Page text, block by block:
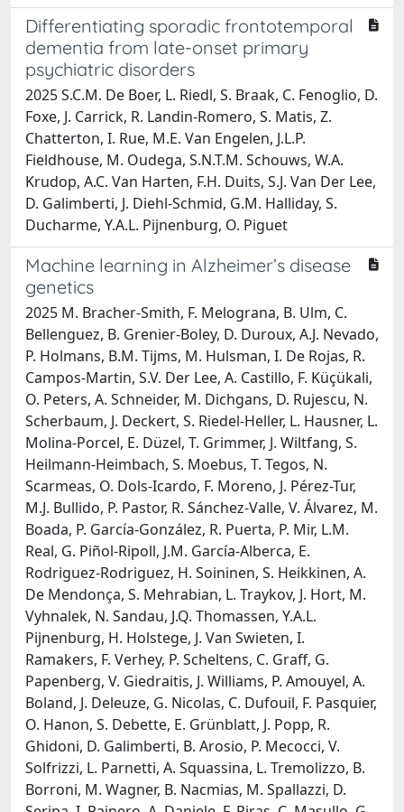
Differentiating sporadic frontotemporal
dementia from late-onset primary
psychiatric disorders
2025 S.C.M. De Boer, L. Riedl, S. Braak, C. Fenoglio, D.
Foxe, J. Carrick, R. Landin-Romero, S. Matis, Z.
Chatterton, I. Rue, M.E. Van Engelen, J.L.P.
Fieldhouse, M. Oudega, S.N.T.M. Schouws, W.A.
Krudop, A.C. Van Harten, F.H. Duits, S.J. Van Der Lee,
D. Galimberti, J. Diehl-Schmid, G.M. Halliday, S.
Ducharme, Y.A.L. Pijnenburg, O. Piguet
Machine learning in Alzheimer’s disease
genetics
2025 M. Bracher-Smith, F. Melograna, B. Ulm, C.
Bellenguez, B. Grenier-Boley, D. Duroux, A.J. Nevado,
P. Holmans, B.M. Tijms, M. Hulsman, I. De Rojas, R.
Campos-Martin, S.V. Der Lee, A. Castillo, F. Küçükali,
O. Peters, A. Schneider, M. Dichgans, D. Rujescu, N.
Scherbaum, J. Deckert, S. Riedel-Heller, L. Hausner, L.
Molina-Porcel, E. Düzel, T. Grimmer, J. Wiltfang, S.
Heilmann-Heimbach, S. Moebus, T. Tegos, N.
Scarmeas, O. Dols-Icardo, F. Moreno, J. Pérez-Tur,
M.J. Bullido, P. Pastor, R. Sánchez-Valle, V. Álvarez, M.
Boada, P. García-González, R. Puerta, P. Mir, L.M.
Real, G. Piñol-Ripoll, J.M. García-Alberca, E.
Rodriguez-Rodriguez, H. Soininen, S. Heikkinen, A.
De Mendonça, S. Mehrabian, L. Traykov, J. Hort, M.
Vyhnalek, N. Sandau, J.Q. Thomassen, Y.A.L.
Pijnenburg, H. Holstege, J. Van Swieten, I.
Ramakers, F. Verhey, P. Scheltens, C. Graff, G.
Papenberg, V. Giedraitis, J. Williams, P. Amouyel, A.
Boland, J. Deleuze, G. Nicolas, C. Dufouil, F. Pasquier,
O. Hanon, S. Debette, E. Grünblatt, J. Popp, R.
Ghidoni, D. Galimberti, B. Arosio, P. Mecocci, V.
Solfrizzi, L. Parnetti, A. Squassina, L. Tremolizzo, B.
Borroni, M. Wagner, B. Nacmias, M. Spallazzi, D.